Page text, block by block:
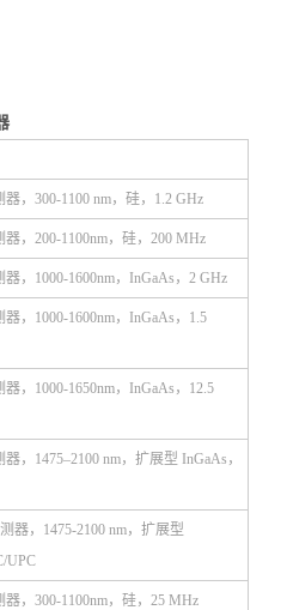
，300-1100 nm，硅，1.2 GHz
，200-1100nm，硅，200 MHz
，1000-1600nm，InGaAs，2 GHz
，1000-1600nm，InGaAs，1.5
，1000-1650nm，InGaAs，12.5
，1475–2100 nm，扩展型 InGaAs，
器，1475-2100 nm，扩展型
UPC
，300-1100nm，硅，25 MHz